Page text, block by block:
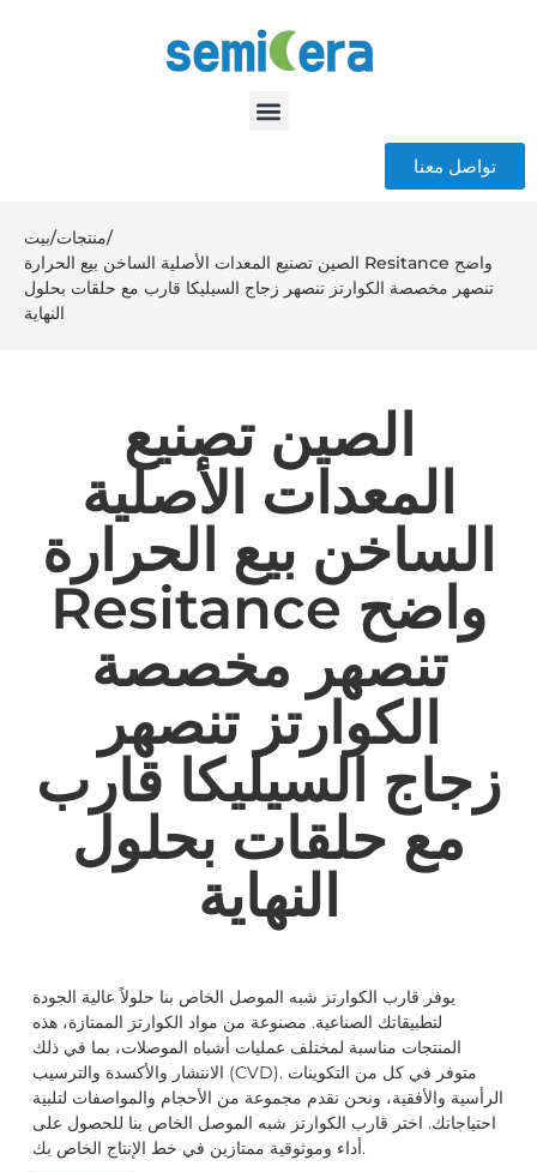
تواصل معنا
بيت/منتجات/
الصين تصنيع المعدات الأصلية الساخن بيع الحرارة Resitance واضح
تنصهر مخصصة الكوارتز تنصهر زجاج السيليكا قارب مع حلقات بحلول
الصين تصنيع
المعدات الأصلية
الساخن بيع الحرارة
Resitance واضح
تنصهر مخصصة
الكوارتز تنصهر
زجاج السيليكا قارب
مع حلقات بحلول
النهاية
يوفر قارب الكوارتز شبه الموصل الخاص بنا حلولاً عالية الجودة
لتطبيقاتك الصناعية. مصنوعة من مواد الكوارتز الممتازة، هذه
المنتجات مناسبة لمختلف عمليات أشباه الموصلات، بما في ذلك
الانتشار والأكسدة والترسيب (CVD). متوفر في كل من التكوينات
الرأسية والأفقية، ونحن نقدم مجموعة من الأحجام والمواصفات لتلبية
احتياجاتك. اختر قارب الكوارتز شبه الموصل الخاص بنا للحصول على
أداء وموثوقية ممتازين في خط الإنتاج الخاص بك.